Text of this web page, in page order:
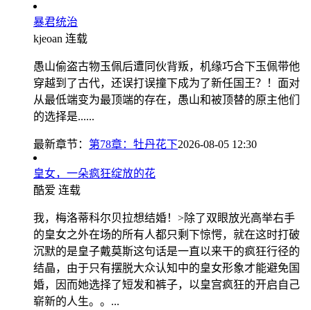
暴君统治
kjeoan 连载
愚山偷盗古物玉佩后遭同伙背叛，机缘巧合下玉佩带他
穿越到了古代，还误打误撞下成为了新任国王？！面对
从最低端变为最顶端的存在，愚山和被顶替的原主他们
的选择是......
最新章节： 第78章：牡丹花下2026-08-05 12:30
皇女，一朵疯狂绽放的花
酷爱 连载
我，梅洛蒂科尔贝拉想结婚！>除了双眼放光高举右手
的皇女之外在场的所有人都只剩下惊愕，就在这时打破
沉默的是皇子戴莫斯这句话是一直以来干的疯狂行径的
结晶，由于只有摆脱大众认知中的皇女形象才能避免国
婚，因而她选择了短发和裤子，以皇宫疯狂的开启自己
崭新的人生。。...